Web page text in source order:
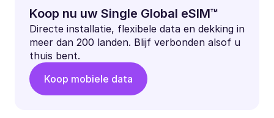
Koop nu uw Single Global eSIM™
Directe installatie, flexibele data en dekking in
meer dan 200 landen. Blijf verbonden alsof u
thuis bent.
Koop mobiele data